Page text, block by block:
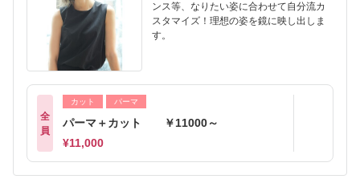
ンス等、なりたい姿に合わせて自分流カ
スタマイズ！理想の姿を鏡に映し出しま
す。
全
員
カット パーマ
パーマ＋カット ￥11000～
¥11,000